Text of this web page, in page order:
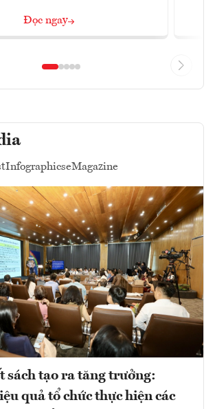
Đọc ngay
InfographicseMagazine
sách tạo ra tăng trưởng:
quả tổ chức thực hiện các